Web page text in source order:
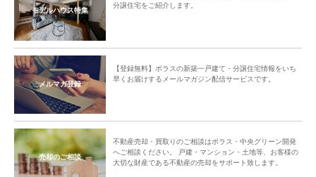
モデルハウス特集
分譲住宅をご紹介します。
メルマガ登録
【登録無料】ポラスの新築一戸建て・分譲住宅情報をいち
早くお届けするメールマガジン配信サービスです。
売却のご相談
不動産売却・買取りのご相談はポラス・中央グリーン開発
へご相談ください。 戸建・マンション・土地等、お客様の
大切な財産である不動産の売却をサポート致します。